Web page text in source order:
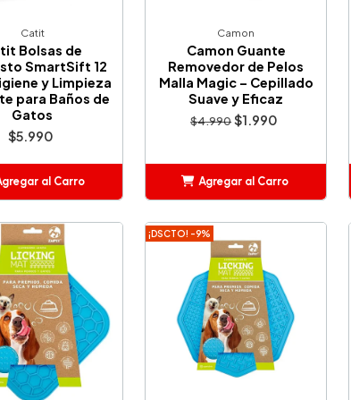
Catit
Bolsas de
SmartSift 12
y Limpieza
para Baños de
Gatos
$5.990
al Carro
Camon
Camon Guante
Removedor de Pelos
Malla Magic – Cepillado
Suave y Eficaz
$4.990$1.990
Agregar al Carro
¡DSCTO! -9%